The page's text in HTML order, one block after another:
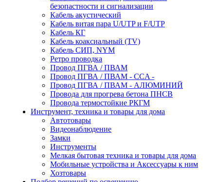
безопастности и сигнализации
Кабель акустический
Кабель витая пара U/UTP и F/UTP
Кабель КГ
Кабель коаксиальный (TV)
Кабель СИП, NYM
Ретро проводка
Провод ПГВА / ПВАМ
Провод ПГВА / ПВАМ - CCA -
Провод ПГВА / ПВАМ - АЛЮМИНИЙ
Провода для прогрева бетона ПНСВ
Провода термостойкие РКГМ
Инструмент, техника и товары для дома
Автотовары
Видеонаблюдение
Замки
Инструменты
Мелкая бытовая техника и товары для дома
Мобильные устройства и Аксессуары к ним
Хозтовары